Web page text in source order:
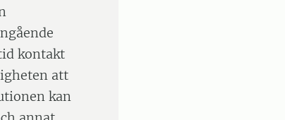
kontakt
att
kan